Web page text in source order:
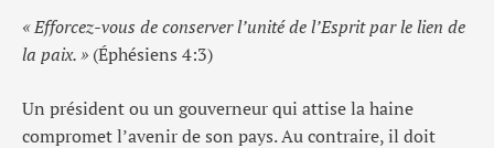
« Efforcez-vous de conserver l’unité de l’Esprit par le lien de
la paix. » (Éphésiens 4:3)
Un président ou un gouverneur qui attise la haine
compromet l’avenir de son pays. Au contraire, il doit